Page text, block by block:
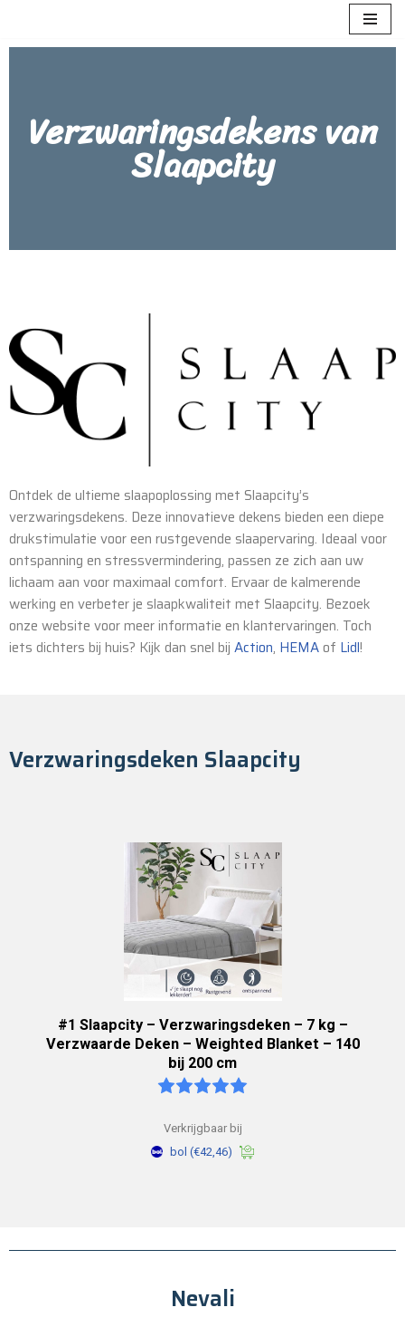
Meteen
Verzwaringsdekens van
Slaapcity
Ontdek de ultieme slaapoplossing met Slaapcity’s
verzwaringsdekens. Deze innovatieve dekens bieden een diepe
drukstimulatie voor een rustgevende slaapervaring. Ideaal voor
ontspanning en stressvermindering, passen ze zich aan uw
lichaam aan voor maximaal comfort. Ervaar de kalmerende
werking en verbeter je slaapkwaliteit met Slaapcity. Bezoek
onze website voor meer informatie en klantervaringen. Toch
iets dichters bij huis? Kijk dan snel bij Action, HEMAof Lidl!
Verzwaringsdeken Slaapcity
#1 Slaapcity – Verzwaringsdeken – 7 kg –
Verzwaarde Deken – Weighted Blanket – 140
bij 200 cm
Verkrijgbaar bij
bol (€42,46)
Nevali